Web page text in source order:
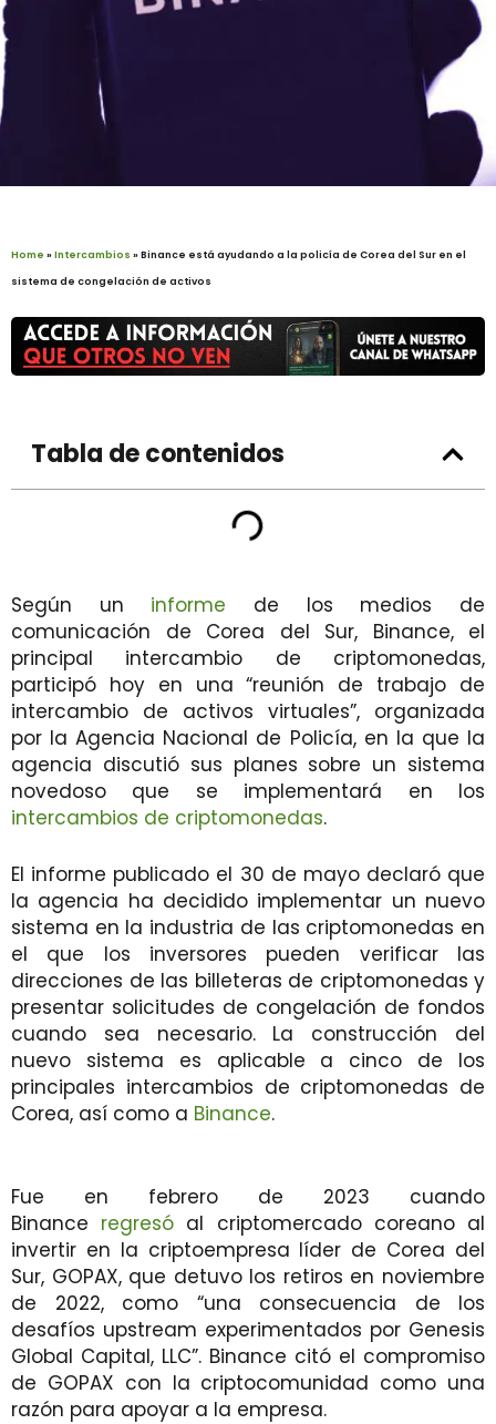
Home »Intercambios »Binance está ayudando a la policía de Corea del Sur en el
sistema de congelación de activos
Tabla de contenidos
Según un informe de los medios de
comunicación de Corea del Sur, Binance, el
principal intercambio de criptomonedas,
participó hoy en una “reunión de trabajo de
intercambio de activos virtuales”, organizada
por la Agencia Nacional de Policía, en la que la
agencia discutió sus planes sobre un sistema
novedoso que se implementará en los
intercambios de criptomonedas.
El informe publicado el 30 de mayo declaró que
la agencia ha decidido implementar un nuevo
sistema en la industria de las criptomonedas en
el que los inversores pueden verificar las
direcciones de las billeteras de criptomonedas y
presentar solicitudes de congelación de fondos
cuando sea necesario. La construcción del
nuevo sistema es aplicable a cinco de los
principales intercambios de criptomonedas de
Corea, así como a Binance.
Fue en febrero de 2023 cuando
Binance regresó al criptomercado coreano al
invertir en la criptoempresa líder de Corea del
Sur, GOPAX, que detuvo los retiros en noviembre
de 2022, como “una consecuencia de los
desafíos upstream experimentados por Genesis
Global Capital, LLC”. Binance citó el compromiso
de GOPAX con la criptocomunidad como una
razón para apoyar a la empresa.